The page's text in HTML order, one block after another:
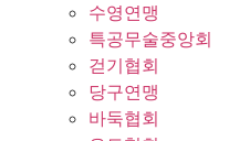
수영연맹
특공무술중앙회
걷기협회
당구연맹
바둑협회